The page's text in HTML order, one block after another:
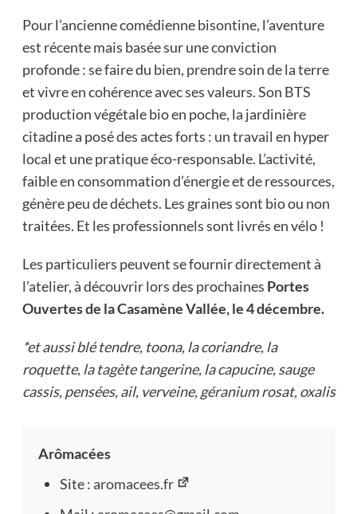
Pour l’ancienne comédienne bisontine, l’aventure
est récente mais basée sur une conviction
profonde : se faire du bien, prendre soin de la terre
et vivre en cohérence avec ses valeurs. Son BTS
production végétale bio en poche, la jardinière
citadine a posé des actes forts : un travail en hyper
local et une pratique éco-responsable. L’activité,
faible en consommation d’énergie et de ressources,
génère peu de déchets. Les graines sont bio ou non
traitées. Et les professionnels sont livrés en vélo !
Les particuliers peuvent se fournir directement à
l’atelier, à découvrir lors des prochaines Portes
Ouvertes de la Casamène Vallée, le 4 décembre.
*et aussi blé tendre, toona, la coriandre, la
roquette, la tagète tangerine, la capucine, sauge
cassis, pensées, ail, verveine, géranium rosat, oxalis
Arômacées
Site : aromacees.fr